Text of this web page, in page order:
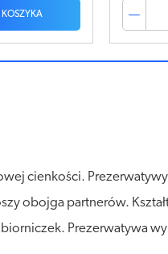
KOSZYKA
cienkości.
obojga partnerów.
Prezerwatywa